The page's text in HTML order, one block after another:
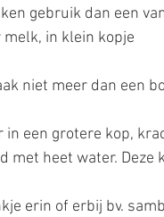
gebruik dan een
in klein kopje
niet meer dan een
een grotere kop,
met heet water.
erin of erbij bv.